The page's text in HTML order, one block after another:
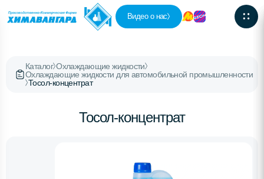
Видео о нас
Каталог Охлаждающие жидкости
Охлаждающие жидкости для автомобильной промышленности
Тосол-концентрат
Тосол-концентрат